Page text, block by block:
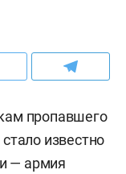
пропавшего
известно
— армия